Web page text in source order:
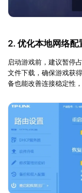
2. 优化本地网络配
启动游戏前，建议暂停
文件下载，确保游戏获
备也能改善连接稳定性